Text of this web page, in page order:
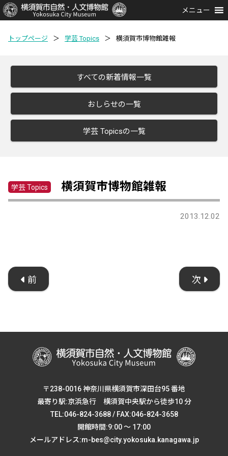
メニュー
トップページ ＞ 学芸 Topics ＞ 横須賀市博物館雑報
すべての新着情報一覧
おしらせの一覧
学芸 Topicsの一覧
学芸 Topics 横須賀市博物館雑報
2013.12.02
前 次
〒238-0016 神奈川県横須賀市深田台95 番地
最寄り駅:京浜急行 横須賀中央駅から徒歩10 分
TEL:046-824-3688 / FAX:046-824-3658
開館時間:9:00 ～ 17:00
メールアドレス:m-bes@city.yokosuka.kanagawa.jp